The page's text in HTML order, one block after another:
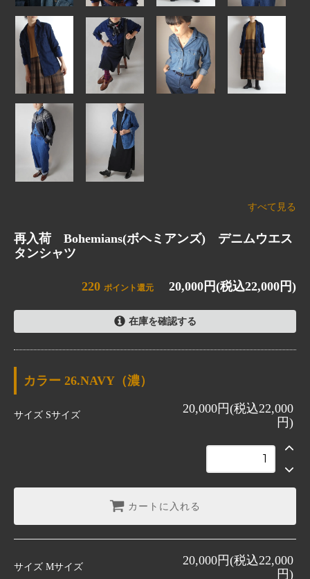
すべて見る
再入荷 Bohemians(ボヘミアンズ) デニムウエス
タンシャツ
220 ポイント還元 20,000円(税込22,000円)
在庫を確認する
26.NAVY（濃）
カラー 26.NAVY（濃）
サイズ Sサイズ
20,000円(税込22,000
円)
カートに入れる
サイズ Mサイズ
20,000円(税込22,000
円)